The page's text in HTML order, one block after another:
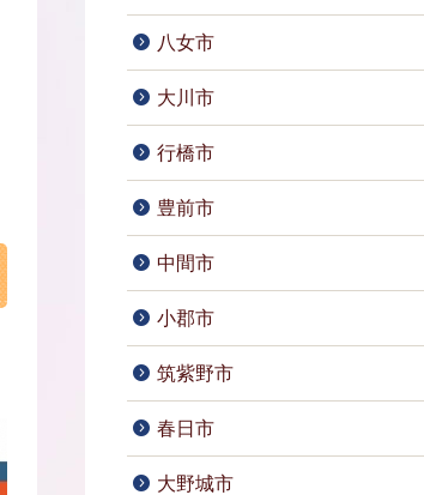
八女市
大川市
行橋市
豊前市
中間市
小郡市
筑紫野市
春日市
大野城市